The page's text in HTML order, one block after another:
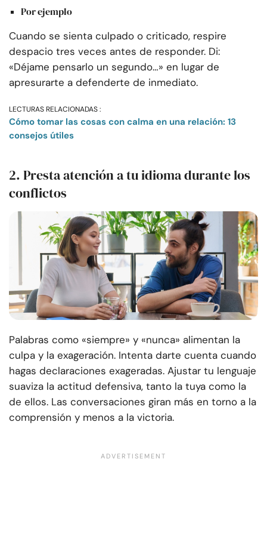
Por ejemplo
Cuando se sienta culpado o criticado, respire
despacio tres veces antes de responder. Di:
«Déjame pensarlo un segundo…» en lugar de
apresurarte a defenderte de inmediato.
LECTURAS RELACIONADAS :
Cómo tomar las cosas con calma en una relación: 13
consejos útiles
2. Presta atención a tu idioma durante los
conflictos
Palabras como «siempre» y «nunca» alimentan la
culpa y la exageración. Intenta darte cuenta cuando
hagas declaraciones exageradas. Ajustar tu lenguaje
suaviza la actitud defensiva, tanto la tuya como la
de ellos. Las conversaciones giran más en torno a la
comprensión y menos a la victoria.